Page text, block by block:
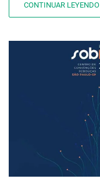
CONTINUAR LEYENDO